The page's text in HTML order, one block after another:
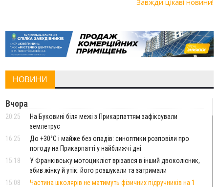
Завжди цікаві новини!
НОВИНИ
Вчора
20:25
На Буковині біля межі з Прикарпаттям зафіксували
землетрус
16:25
До +30°C і майже без опадів: синоптики розповіли про
погоду на Прикарпатті у найближчі дні
15:18
У Франківську мотоцикліст врізався в інший двоколісник,
збив жінку й утік: його розшукали та затримали
15:08
Частина школярів не матимуть фізичних підручників на 1